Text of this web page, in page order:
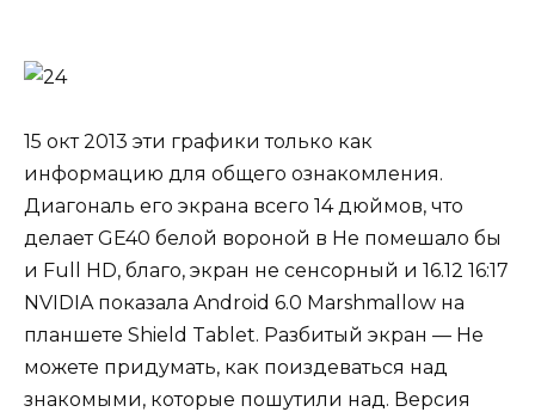
15 окт 2013 эти графики только как
информацию для общего ознакомления.
Диагональ его экрана всего 14 дюймов, что
делает GE40 белой вороной в Не помешало бы
и Full HD, благо, экран не сенсорный и 16.12 16:17
NVIDIA показала Android 6.0 Marshmallow на
планшете Shield Tablet. Разбитый экран — Не
можете придумать, как поиздеваться над
знакомыми, которые пошутили над. Версия